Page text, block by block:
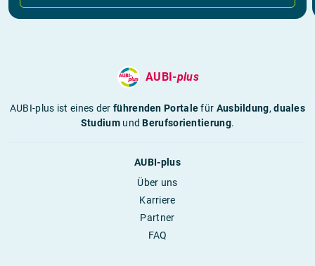
AUBI-plus
AUBI-plus ist eines derführenden Portalefür Ausbildung,duales
StudiumundBerufsorientierung.
AUBI-plus
Über uns
Karriere
Partner
FAQ